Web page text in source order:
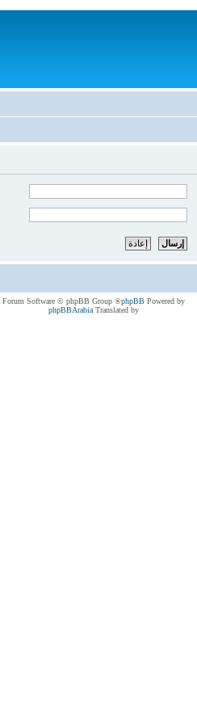
Powered by
phpBB
® Forum Software © phpBB Group
Translated by
phpBBArabia